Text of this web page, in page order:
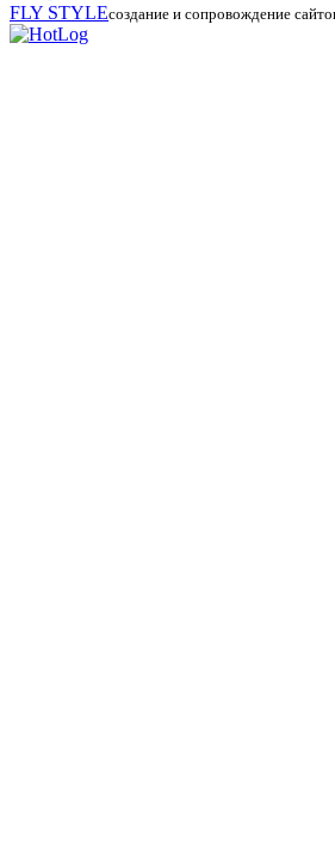
FLY STYLEсоздание и сопровождение